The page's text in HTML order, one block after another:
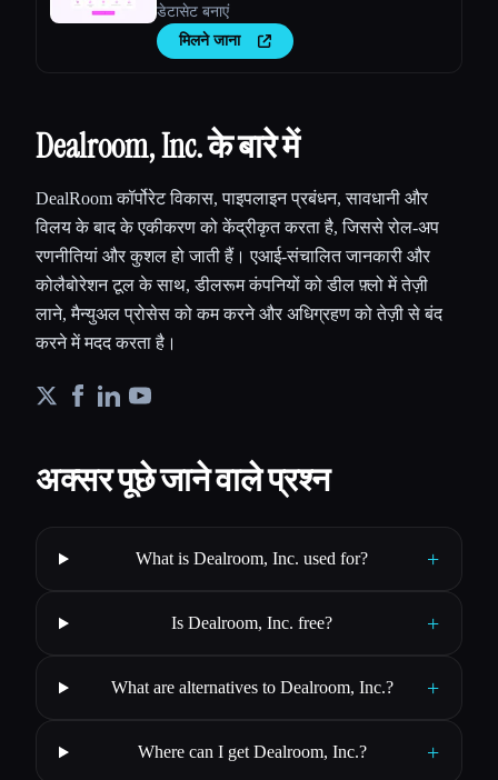
डेटासेट बनाएं
मिलने जाना
Dealroom, Inc. के बारे में
DealRoom कॉर्पोरेट विकास, पाइपलाइन प्रबंधन, सावधानी और
विलय के बाद के एकीकरण को केंद्रीकृत करता है, जिससे रोल-अप
रणनीतियां और कुशल हो जाती हैं। एआई-संचालित जानकारी और
कोलैबोरेशन टूल के साथ, डीलरूम कंपनियों को डील फ़्लो में तेज़ी
लाने, मैन्युअल प्रोसेस को कम करने और अधिग्रहण को तेज़ी से बंद
करने में मदद करता है।
अक्सर पूछे जाने वाले प्रश्न
What is Dealroom, Inc. used for? +
Is Dealroom, Inc. free? +
What are alternatives to Dealroom, Inc.? +
Where can I get Dealroom, Inc.? +